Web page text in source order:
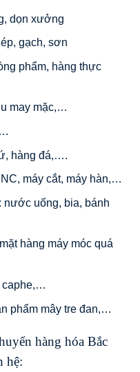
dọn xưởng
gạch, sơn
phẩm, hàng thực
may mặc,…
hàng đá,….
máy cắt, máy hàn,…
uống, bia, bánh
hàng máy móc quá
caphe,…
phẩm mây tre đan,…
hàng hóa Bắc
hệ: